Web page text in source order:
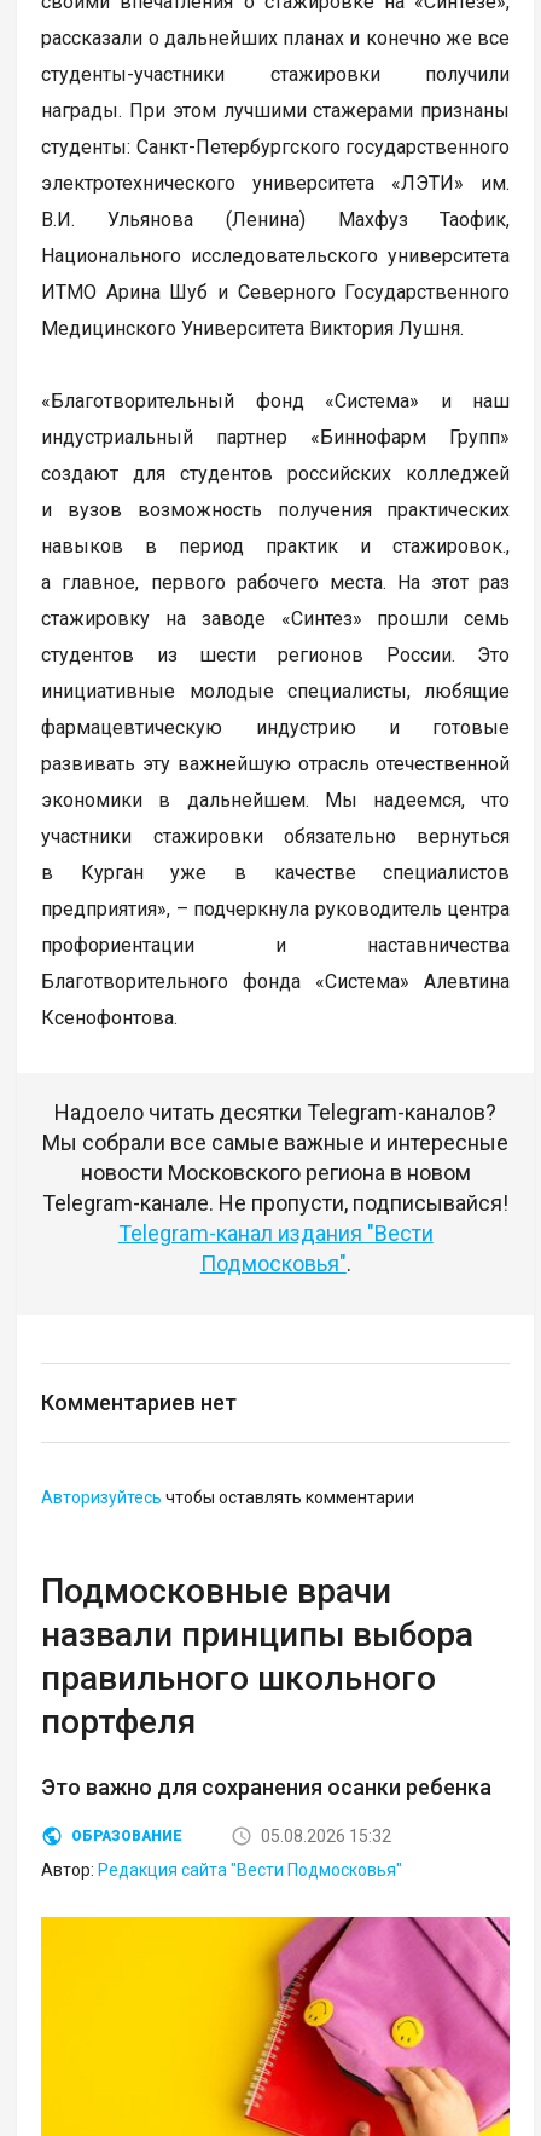
рассказали о дальнейших планах и конечно же все
студенты-участники стажировки получили
награды. При этом лучшими стажерами признаны
студенты: Санкт-Петербургского государственного
электротехнического университета «ЛЭТИ» им.
В.И. Ульянова (Ленина) Махфуз Таофик,
Национального исследовательского университета
ИТМО Арина Шуб и Северного Государственного
Медицинского Университета Виктория Лушня.
«Благотворительный фонд «Система» и наш
индустриальный партнер «Биннофарм Групп»
создают для студентов российских колледжей
и вузов возможность получения практических
навыков в период практик и стажировок.,
а главное, первого рабочего места. На этот раз
стажировку на заводе «Синтез» прошли семь
студентов из шести регионов России. Это
инициативные молодые специалисты, любящие
фармацевтическую индустрию и готовые
развивать эту важнейшую отрасль отечественной
экономики в дальнейшем. Мы надеемся, что
участники стажировки обязательно вернуться
в Курган уже в качестве специалистов
предприятия», – подчеркнула руководитель центра
профориентации и наставничества
Благотворительного фонда «Система» Алевтина
Ксенофонтова.
Надоело читать десятки Telegram-каналов?
Мы собрали все самые важные и интересные
новости Московского региона в новом
Telegram-канале. Не пропусти, подписывайся!
Telegram-канал издания "Вести
Подмосковья".
Комментариев нет
Авторизуйтесь чтобы оставлять комментарии
Подмосковные врачи
назвали принципы выбора
правильного школьного
портфеля
Это важно для сохранения осанки ребенка
ОБРАЗОВАНИЕ
05.08.2026 15:32
Автор: Редакция сайта "Вести Подмосковья"